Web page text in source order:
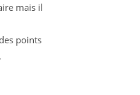
mais il
points